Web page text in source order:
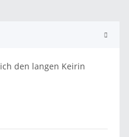
den langen Keirin